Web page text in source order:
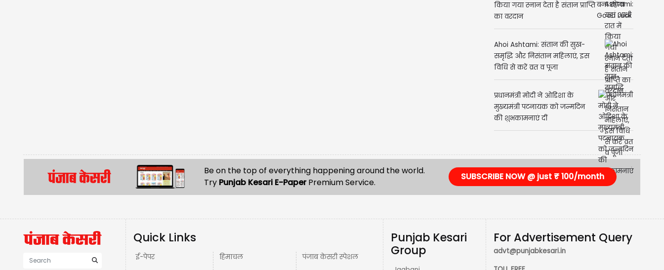
Ahoi Ashtami: यहां आधी रात में
किया गया स्नान देता है संतान प्राप्ति
Ahoi Ashtami: संतान की सुख-
समृद्धि और निसंतान महिलाएं, इस
प्रधानमंत्री मोदी ने ओडिशा के
मुख्यमंत्री पटनायक को जन्मदिन
Be on the top of everything happening around the world.
SUBSCRIBE NOW @ just ₹ 100/month
Quick Links
Punjab Kesari
For Advertisement Query